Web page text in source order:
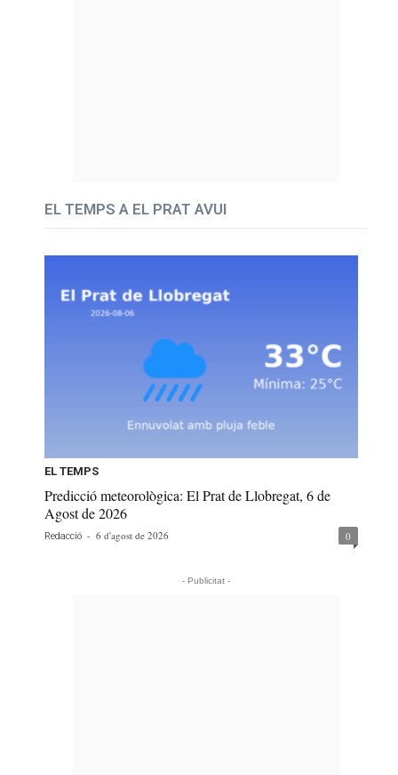
EL TEMPS A EL PRAT AVUI
EL TEMPS
Predicció meteorològica: El Prat de Llobregat, 6 de
Agost de 2026
Redacció - 6 d'agost de 2026 0
- Publicitat -